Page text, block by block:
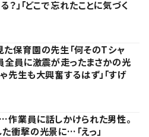
？」「どこで忘れたことに気づく
保育園の先生「何そのTシャ
全員に激震が走ったまさかの光
先生も大興奮するはず」「すげ
業員に話しかけられた男性。
衝撃の光景に…「えっ」